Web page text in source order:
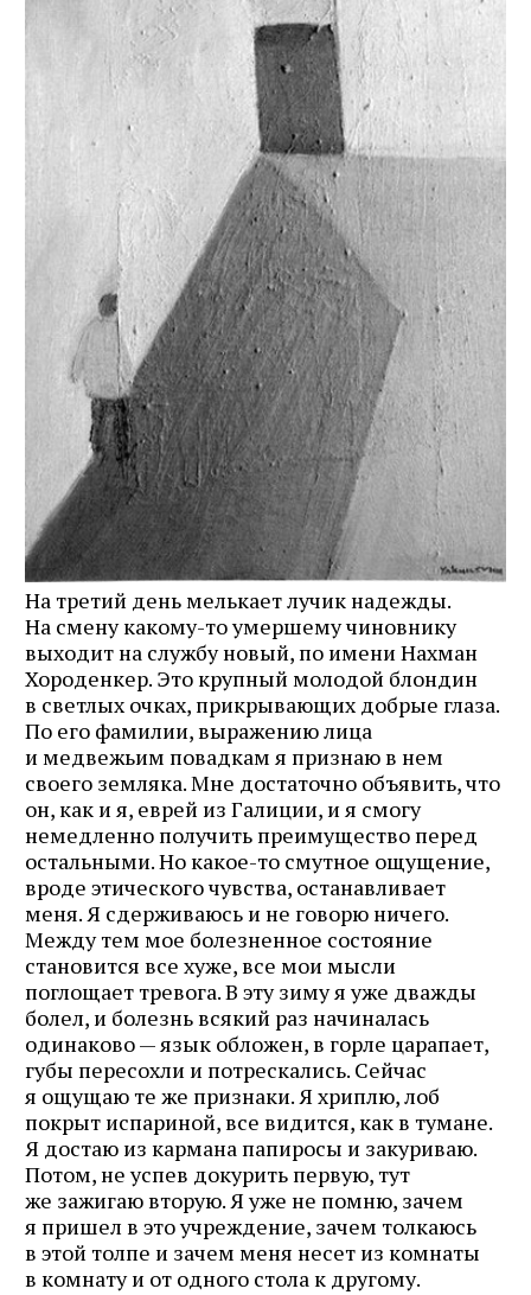
На третий день мелькает лучик надежды.
На смену какому-то умершему чиновнику
выходит на службу новый, по имени Нахман
Хороденкер. Это крупный молодой блондин
в светлых очках, прикрывающих добрые глаза.
По его фамилии, выражению лица
и медвежьим повадкам я признаю в нем
своего земляка. Мне достаточно объявить, что
он, как и я, еврей из Галиции, и я смогу
немедленно получить преимущество перед
остальными. Но какое-то смутное ощущение,
вроде этического чувства, останавливает
меня. Я сдерживаюсь и не говорю ничего.
Между тем мое болезненное состояние
становится все хуже, все мои мысли
поглощает тревога. В эту зиму я уже дважды
болел, и болезнь всякий раз начиналась
одинаково — язык обложен, в горле царапает,
губы пересохли и потрескались. Сейчас
я ощущаю те же признаки. Я хриплю, лоб
покрыт испариной, все видится, как в тумане.
Я достаю из кармана папиросы и закуриваю.
Потом, не успев докурить первую, тут
же зажигаю вторую. Я уже не помню, зачем
я пришел в это учреждение, зачем толкаюсь
в этой толпе и зачем меня несет из комнаты
в комнату и от одного стола к другому.